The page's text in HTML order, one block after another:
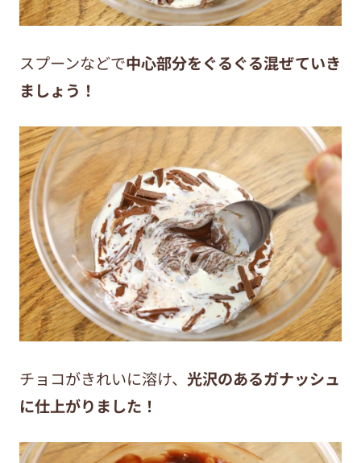
スプーンなどで中心部分をぐるぐる混ぜていき
ましょう！
チョコがきれいに溶け、 光沢のあるガナッシュ
に仕上がりました！